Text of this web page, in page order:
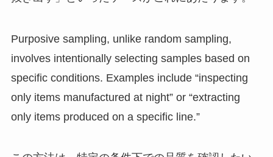
Purposive sampling, unlike random sampling,
involves intentionally selecting samples based on
specific conditions. Examples include “inspecting
only items manufactured at night” or “extracting
only items produced on a specific line.”